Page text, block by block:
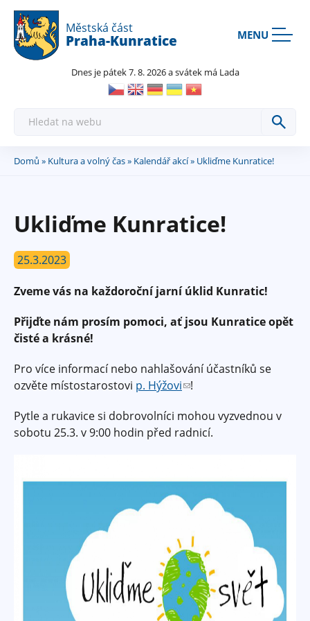
Městská část
Praha-Kunratice
Dnes je pátek 7. 8. 2026 a svátek má Lada
a
t
MENU
Jste
Domů » Kultura a volný čas» Kalendář akcí» Ukliďme Kunratice!
Ukliďme Kunratice!
25.3.2023
Zveme vás na každoroční jarní úklid Kunratic!
Přijďte nám prosím pomoci, ať jsou Kunratice opět
čisté a krásné!
Pro více informací nebo nahlašování účastníků se
ozvěte místostarostovi p. Hýžovi(
d
k
o
d
l
e
e
-
!
Pytle a rukavice si dobrovolníci mohou vyzvednou v
sobotu 25.3. v 9:00 hodin před radnicí.